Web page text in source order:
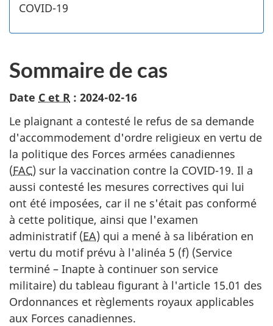
COVID-19
Sommaire de cas
Date C et R : 2024-02-16
Le plaignant a contesté le refus de sa demande
d'accommodement d'ordre religieux en vertu de
la politique des Forces armées canadiennes
(FAC) sur la vaccination contre la COVID-19. Il a
aussi contesté les mesures correctives qui lui
ont été imposées, car il ne s'était pas conformé
à cette politique, ainsi que l'examen
administratif (EA) qui a mené à sa libération en
vertu du motif prévu à l'alinéa 5 (f) (Service
terminé – Inapte à continuer son service
militaire) du tableau figurant à l'article 15.01 des
Ordonnances et règlements royaux applicables
aux Forces canadiennes.